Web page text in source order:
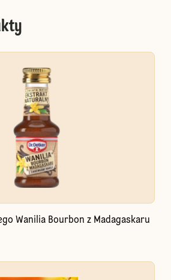
Wanilia Bourbon z Madagaskaru